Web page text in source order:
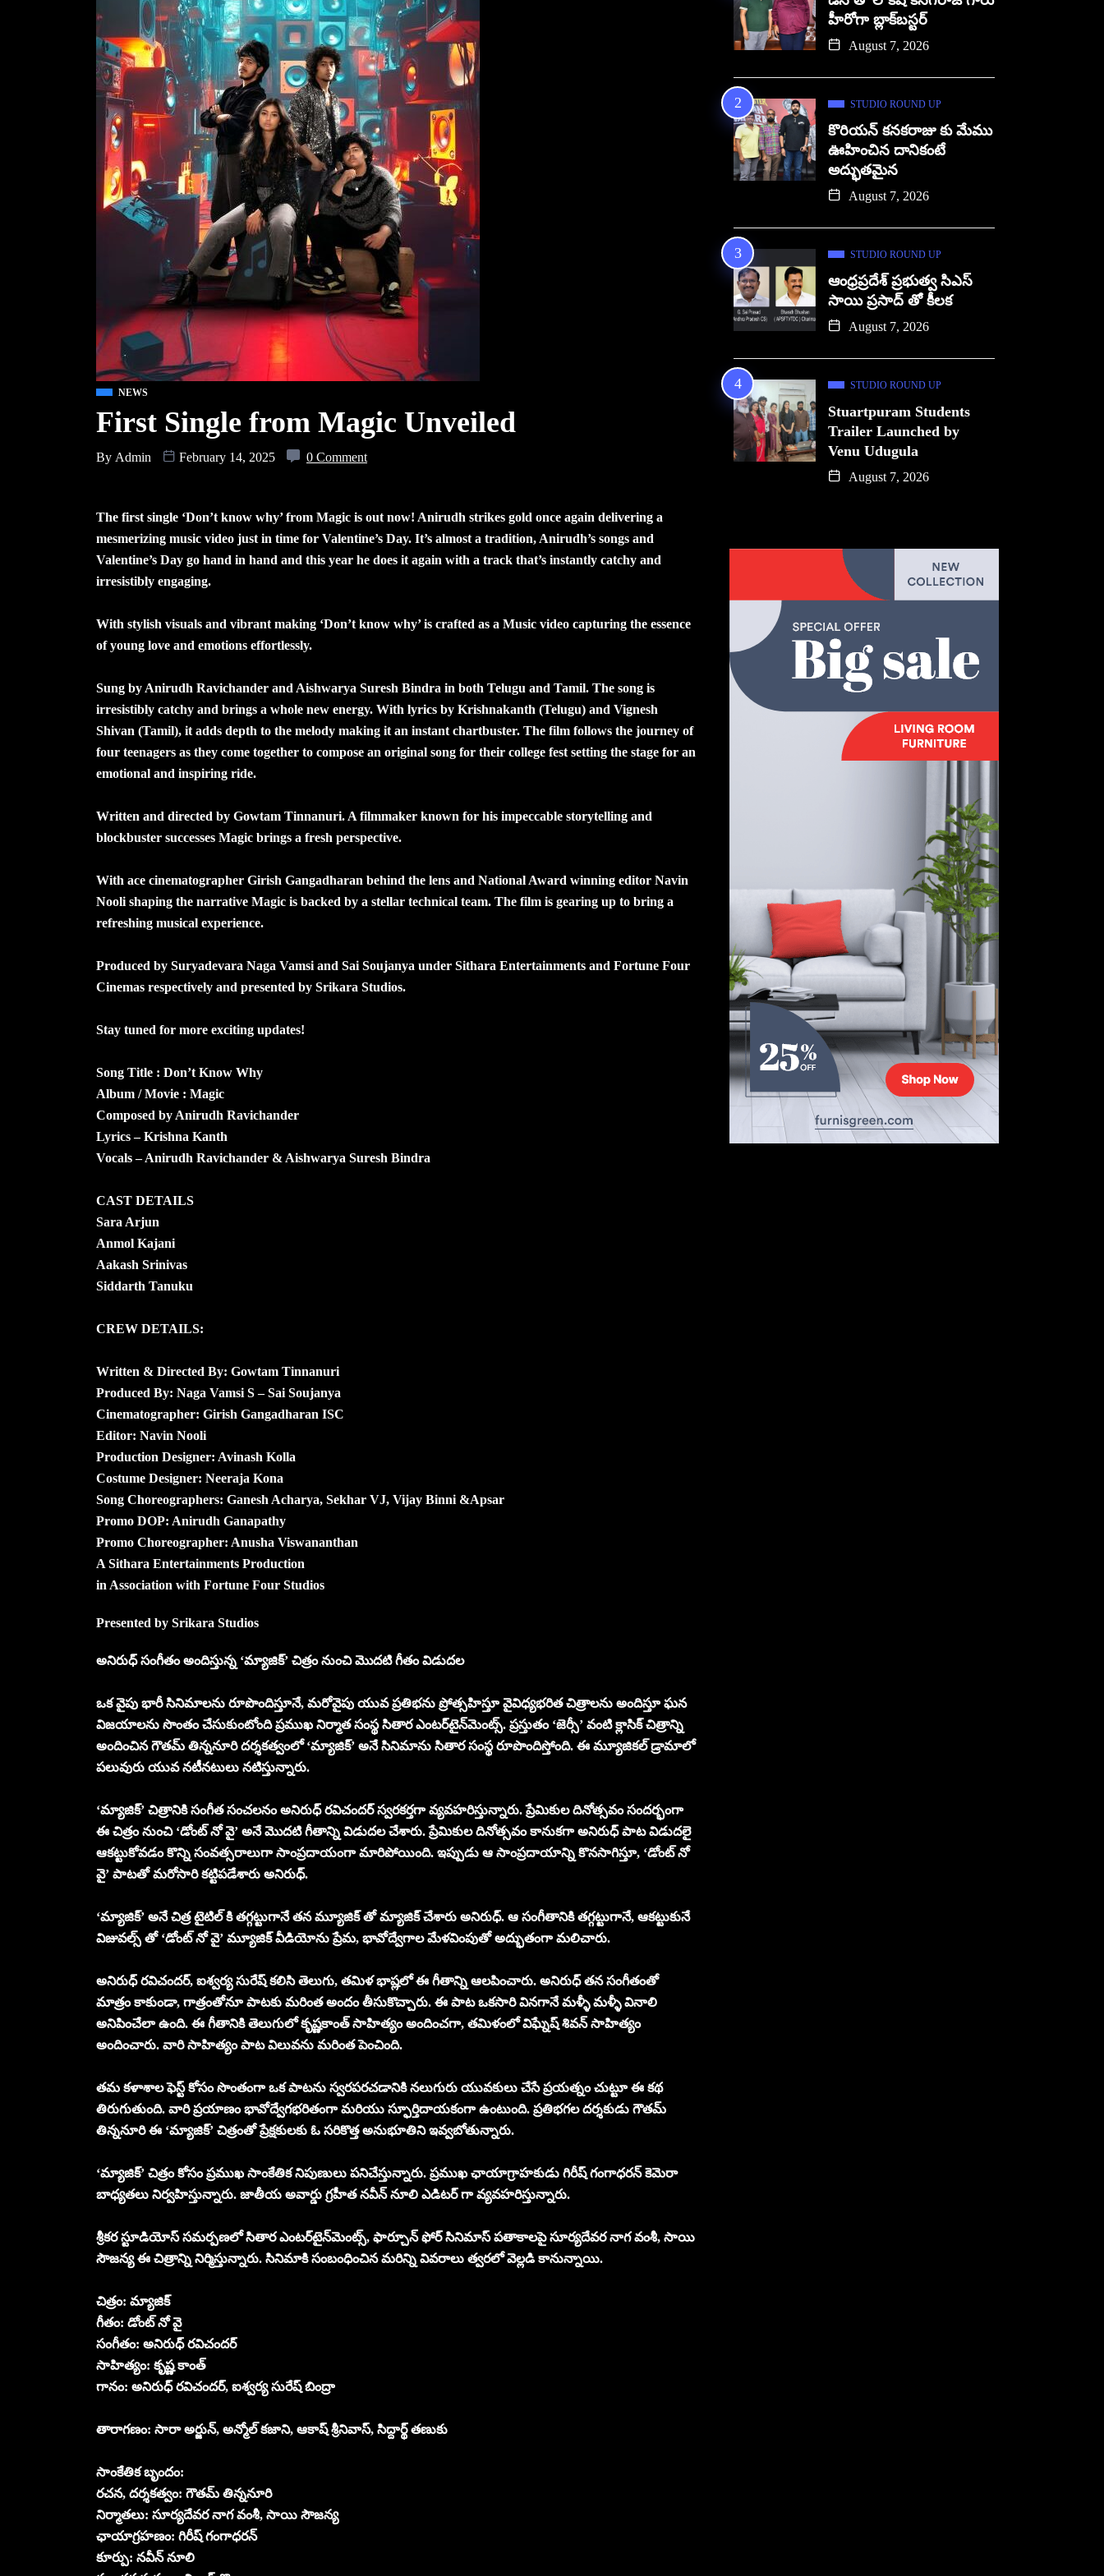
NEWS
First Single from Magic Unveiled
By Admin February 14, 2025 0 Comment
The first single ‘Don’t know why’ from Magic is out now! Anirudh strikes gold once again delivering a
mesmerizing music video just in time for Valentine’s Day. It’s almost a tradition, Anirudh’s songs and
Valentine’s Day go hand in hand and this year he does it again with a track that’s instantly catchy and
irresistibly engaging.
With stylish visuals and vibrant making ‘Don’t know why’ is crafted as a Music video capturing the essence
of young love and emotions effortlessly.
Sung by Anirudh Ravichander and Aishwarya Suresh Bindra in both Telugu and Tamil. The song is
irresistibly catchy and brings a whole new energy. With lyrics by Krishnakanth (Telugu) and Vignesh
Shivan (Tamil), it adds depth to the melody making it an instant chartbuster. The film follows the journey of
four teenagers as they come together to compose an original song for their college fest setting the stage for an
emotional and inspiring ride.
Written and directed by Gowtam Tinnanuri. A filmmaker known for his impeccable storytelling and
blockbuster successes Magic brings a fresh perspective.
With ace cinematographer Girish Gangadharan behind the lens and National Award winning editor Navin
Nooli shaping the narrative Magic is backed by a stellar technical team. The film is gearing up to bring a
refreshing musical experience.
Produced by Suryadevara Naga Vamsi and Sai Soujanya under Sithara Entertainments and Fortune Four
Cinemas respectively and presented by Srikara Studios.
Stay tuned for more exciting updates!
Song Title : Don’t Know Why
Album / Movie : Magic
Composed by Anirudh Ravichander
Lyrics – Krishna Kanth
Vocals – Anirudh Ravichander & Aishwarya Suresh Bindra
CAST DETAILS
Sara Arjun
Anmol Kajani
Aakash Srinivas
Siddarth Tanuku
CREW DETAILS:
Written & Directed By: Gowtam Tinnanuri
Produced By: Naga Vamsi S – Sai Soujanya
Cinematographer: Girish Gangadharan ISC
Editor: Navin Nooli
Production Designer: Avinash Kolla
Costume Designer: Neeraja Kona
Song Choreographers: Ganesh Acharya, Sekhar VJ, Vijay Binni &Apsar
Promo DOP: Anirudh Ganapathy
Promo Choreographer: Anusha Viswananthan
A Sithara Entertainments Production
in Association with Fortune Four Studios
Presented by Srikara Studios
అనిరుధ్ సంగీతం అందిస్తున్న ‘మ్యాజిక్’ చిత్రం నుంచి మొదటి గీతం విడుదల
ఒక వైపు భారీ సినిమాలను రూపొందిస్తూనే, మరోవైపు యువ ప్రతిభను ప్రోత్సహిస్తూ వైవిధ్యభరిత చిత్రాలను అందిస్తూ ఘన
విజయాలను సొంతం చేసుకుంటోంది ప్రముఖ నిర్మాత సంస్థ సితార ఎంటర్‌టైన్‌మెంట్స్. ప్రస్తుతం ‘జెర్సీ’ వంటి క్లాసిక్ చిత్రాన్ని
అందించిన గౌతమ్ తిన్ననూరి దర్శకత్వంలో ‘మ్యాజిక్‌’ అనే సినిమాను సితార సంస్థ రూపొందిస్తోంది. ఈ మ్యూజికల్ డ్రామాలో
పలువురు యువ నటీనటులు నటిస్తున్నారు.
‘మ్యాజిక్‌’ చిత్రానికి సంగీత సంచలనం అనిరుధ్ రవిచందర్ స్వరకర్తగా వ్యవహరిస్తున్నారు. ప్రేమికుల దినోత్సవం సందర్భంగా
ఈ చిత్రం నుంచి ‘డోంట్ నో వై’ అనే మొదటి గీతాన్ని విడుదల చేశారు. ప్రేమికుల దినోత్సవం కానుకగా అనిరుధ్ పాట విడుదలై
ఆకట్టుకోవడం కొన్ని సంవత్సరాలుగా సాంప్రదాయంగా మారిపోయింది. ఇప్పుడు ఆ సాంప్రదాయాన్ని కొనసాగిస్తూ, ‘డోంట్ నో
వై’ పాటతో మరోసారి కట్టిపడేశారు అనిరుధ్.
‘మ్యాజిక్‌’ అనే చిత్ర టైటిల్ కి తగ్గట్టుగానే తన మ్యూజిక్ తో మ్యాజిక్ చేశారు అనిరుధ్. ఆ సంగీతానికి తగ్గట్టుగానే, ఆకట్టుకునే
విజువల్స్ తో ‘డోంట్ నో వై’ మ్యూజిక్ వీడియోను ప్రేమ, భావోద్వేగాల మేళవింపుతో అద్భుతంగా మలిచారు.
అనిరుధ్ రవిచందర్, ఐశ్వర్య సురేష్ కలిసి తెలుగు, తమిళ భాష్లలో ఈ గీతాన్ని ఆలపించారు. అనిరుధ్ తన సంగీతంతో
మాత్రం కాకుండా, గాత్రంతోనూ పాటకు మరింత అందం తీసుకొచ్చారు. ఈ పాట ఒకసారి వినగానే మళ్ళీ మళ్ళీ వినాలి
అనిపించేలా ఉంది. ఈ గీతానికి తెలుగులో కృష్ణకాంత్ సాహిత్యం అందించగా, తమిళంలో విఘ్నేష్ శివన్ సాహిత్యం
అందించారు. వారి సాహిత్యం పాట విలువను మరింత పెంచింది.
తమ కళాశాల ఫెస్ట్ కోసం సొంతంగా ఒక పాటను స్వరపరచడానికి నలుగురు యువకులు చేసే ప్రయత్నం చుట్టూ ఈ కథ
తిరుగుతుంది. వారి ప్రయాణం భావోద్వేగభరితంగా మరియు స్ఫూర్తిదాయకంగా ఉంటుంది. ప్రతిభగల దర్శకుడు గౌతమ్
తిన్ననూరి ఈ ‘మ్యాజిక్’ చిత్రంతో ప్రేక్షకులకు ఓ సరికొత్త అనుభూతిని ఇవ్వబోతున్నారు.
‘మ్యాజిక్’ చిత్రం కోసం ప్రముఖ సాంకేతిక నిపుణులు పనిచేస్తున్నారు. ప్రముఖ ఛాయాగ్రాహకుడు గిరీష్ గంగాధరన్ కెమెరా
బాధ్యతలు నిర్వహిస్తున్నారు. జాతీయ అవార్డు గ్రహీత నవీన్ నూలి ఎడిటర్ గా వ్యవహరిస్తున్నారు.
శ్రీకర స్టూడియోస్ సమర్పణలో సితార ఎంటర్‌టైన్‌మెంట్స్, ఫార్చూన్ ఫోర్ సినిమాస్ పతాకాలపై సూర్యదేవర నాగ వంశీ, సాయి
సౌజన్య ఈ చిత్రాన్ని నిర్మిస్తున్నారు. సినిమాకి సంబంధించిన మరిన్ని వివరాలు త్వరలో వెల్లడి కానున్నాయి.
చిత్రం: మ్యాజిక్
గీతం: డోంట్ నో వై
సంగీతం: అనిరుధ్ రవిచందర్
సాహిత్యం: కృష్ణ కాంత్
గానం: అనిరుధ్ రవిచందర్, ఐశ్వర్య సురేష్ బింద్రా
తారాగణం: సారా అర్జున్, అన్మోల్ కజాని, ఆకాష్ శ్రీనివాస్, సిద్దార్థ్ తణుకు
సాంకేతిక బృందం:
రచన, దర్శకత్వం: గౌతమ్ తిన్ననూరి
నిర్మాతలు: సూర్యదేవర నాగ వంశీ, సాయి సౌజన్య
ఛాయాగ్రహణం: గిరీష్ గంగాధరన్
కూర్పు: నవీన్ నూలి
హీరోగా బ్లాక్‌బస్టర్
August 7, 2026
STUDIO ROUND UP
కొరియన్ కనకరాజు కు మేము
ఊహించిన దానికంటే
అద్భుతమైన
August 7, 2026
STUDIO ROUND UP
ఆంధ్రప్రదేశ్ ప్రభుత్వ సిఎస్
సాయి ప్రసాద్ తో కీలక
August 7, 2026
STUDIO ROUND UP
Stuartpuram Students
Trailer Launched by
Venu Udugula
August 7, 2026